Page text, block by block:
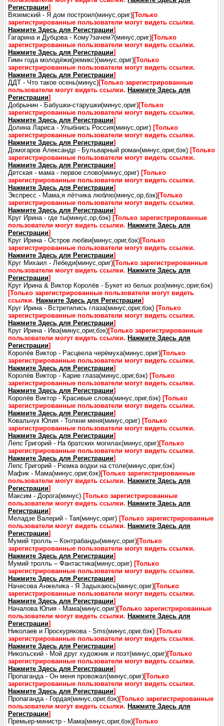
Регистрации]
Вяземский - Я дом построил(минус,ориг)[Только
зарегистрированные пользователи могут видеть ссылки.
Нажмите Здесь для Регистрации]
Гагарина и Дубцова - Кому?зачем?(минус,ориг)[Только
зарегистрированные пользователи могут видеть ссылки.
Нажмите Здесь для Регистрации]
Гимн года молодёжи(ремикс)(минус,ориг)[Только
зарегистрированные пользователи могут видеть ссылки.
Нажмите Здесь для Регистрации]
ДДТ - Что такое осень(минус)[Только зарегистрированные
пользователи могут видеть ссылки. Нажмите Здесь для
Регистрации]
Добрынин - Бабушки-старушки(минус,ориг)[Только
зарегистрированные пользователи могут видеть ссылки.
Нажмите Здесь для Регистрации]
Долина Лариса - Улыбнись Россия(минус,ориг) [Только
зарегистрированные пользователи могут видеть ссылки.
Нажмите Здесь для Регистрации]
Домогаров Александр - Бульварный роман(минус,ориг,бэк) [Только
зарегистрированные пользователи могут видеть ссылки.
Нажмите Здесь для Регистрации]
Детская - мама - первое слово(минус,ориг) [Только
зарегистрированные пользователи могут видеть ссылки.
Нажмите Здесь для Регистрации]
Экспресс - Мама,я лётчика люблю(минус,ор,бэк)[Только
зарегистрированные пользователи могут видеть ссылки.
Нажмите Здесь для Регистрации]
Круг Ирина - где ты(минус,ор,бэк) [Только зарегистрированные
пользователи могут видеть ссылки. Нажмите Здесь для
Регистрации]
Круг Ирина - Остров любви(минус,ориг,бэк)[Только
зарегистрированные пользователи могут видеть ссылки.
Нажмите Здесь для Регистрации]
Круг Михаил - Лебеди(минус,ориг)[Только зарегистрированные
пользователи могут видеть ссылки. Нажмите Здесь для
Регистрации]
Круг Ирина & Виктор Королёв - Букет из белых роз(минус,ориг,бэк)
[Только зарегистрированные пользователи могут видеть
ссылки. Нажмите Здесь для Регистрации]
Круг Ирина - Встретились глаза(минус,ориг,бэк) [Только
зарегистрированные пользователи могут видеть ссылки.
Нажмите Здесь для Регистрации]
Круг Ирина - Ива(минус,ориг,бэк)[Только зарегистрированные
пользователи могут видеть ссылки. Нажмите Здесь для
Регистрации]
Королёв Виктор - Расцвела черёмуха(минус,ориг)[Только
зарегистрированные пользователи могут видеть ссылки.
Нажмите Здесь для Регистрации]
Королёв Виктор - Карие глаза(минус,ориг,бэк) [Только
зарегистрированные пользователи могут видеть ссылки.
Нажмите Здесь для Регистрации]
Королёв Виктор - Красивые слова(минус,ориг,бэк) [Только
зарегистрированные пользователи могут видеть ссылки.
Нажмите Здесь для Регистрации]
Ковальчук Юлия - Толкни меня(минус,ориг) [Только
зарегистрированные пользователи могут видеть ссылки.
Нажмите Здесь для Регистрации]
Лепс Григорий - На братских могилах(минус,ориг)[Только
зарегистрированные пользователи могут видеть ссылки.
Нажмите Здесь для Регистрации]
Лепс Григорий - Рюмка водки на столе(минус,ориг,бэк)
Мафик - Мама(минус,ориг,бэк)[Только зарегистрированные
пользователи могут видеть ссылки. Нажмите Здесь для
Регистрации]
Максим - Дорога(минус) [Только зарегистрированные
пользователи могут видеть ссылки. Нажмите Здесь для
Регистрации]
Меладзе Валерий - Тая(минус,ориг) [Только зарегистрированные
пользователи могут видеть ссылки. Нажмите Здесь для
Регистрации]
Мумий тролль – Контрабанды(минус,ориг)[Только
зарегистрированные пользователи могут видеть ссылки.
Нажмите Здесь для Регистрации]
Мумий тролль – Фантастика(минус,ориг) [Только
зарегистрированные пользователи могут видеть ссылки.
Нажмите Здесь для Регистрации]
Начесова Анжелика - Я Задыхаюсь(минус,ориг)[Только
зарегистрированные пользователи могут видеть ссылки.
Нажмите Здесь для Регистрации]
Началова Юлия - Мама(минус,ориг)[Только зарегистрированные
пользователи могут видеть ссылки. Нажмите Здесь для
Регистрации]
Николаев и Проскурякова - Sms(минус,ориг,бэк) [Только
зарегистрированные пользователи могут видеть ссылки.
Нажмите Здесь для Регистрации]
Никольский - Мой друг художник и поэт(минус,ориг)[Только
зарегистрированные пользователи могут видеть ссылки.
Нажмите Здесь для Регистрации]
Пропаганда - Он меня провожал(минус,ориг)[Только
зарегистрированные пользователи могут видеть ссылки.
Нажмите Здесь для Регистрации]
Пропаганда - Гордая(минус,ориг,бэк)[Только зарегистрированные
пользователи могут видеть ссылки. Нажмите Здесь для
Регистрации]
Премьер-министр - Мама(минус,ориг,бэк)[Только